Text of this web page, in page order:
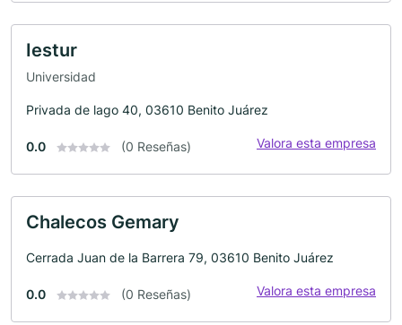
Iestur
Universidad
Privada de lago 40, 03610 Benito Juárez
0.0 (0 Reseñas) Valora esta empresa
Chalecos Gemary
Cerrada Juan de la Barrera 79, 03610 Benito Juárez
0.0 (0 Reseñas) Valora esta empresa